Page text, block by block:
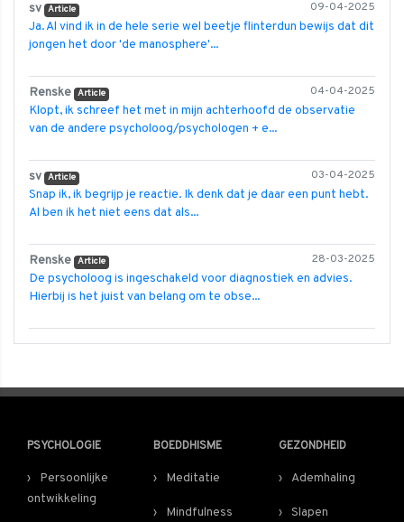
09-04-2025
sv Article
Ja. Al vind ik in de hele serie wel beetje flinterdun bewijs dat dit
jongen het door 'de manosphere'...
04-04-2025
Renske Article
Klopt, ik schreef het met in mijn achterhoofd de observatie
van de andere psycholoog/psychologen + e...
03-04-2025
sv Article
Snap ik, ik begrijp je reactie. Ik denk dat je daar een punt hebt.
Al ben ik het niet eens dat als...
28-03-2025
Renske Article
De psycholoog is ingeschakeld voor diagnostiek en advies.
Hierbij is het juist van belang om te obse...
PSYCHOLOGIE
Persoonlijke
ontwikkeling
BOEDDHISME
Meditatie
Mindfulness
GEZONDHEID
Ademhaling
Slapen